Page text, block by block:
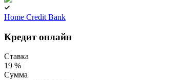
Home Credit Bank
Кредит онлайн
Ставка
19 %
Сумма